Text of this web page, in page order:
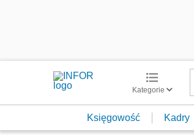
Kategorie
Księgowość Kadry